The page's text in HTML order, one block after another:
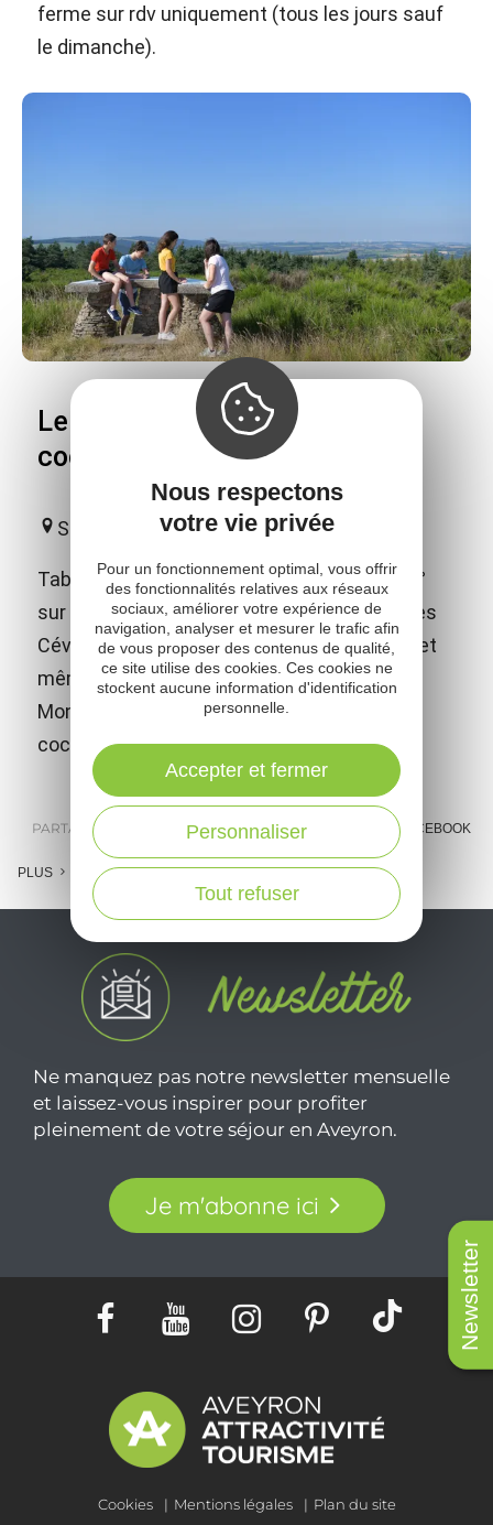
Newsletter
ferme sur rdv uniquement (tous les jours sauf
le dimanche).
Le Puech Monseigne et ses
coccinelles
Saint-Laurent-de-Lévézou
Table d'orientation avec très jolie vue à 360°
sur le viaduc de Millau, les gorges du Tarn, les
Cévennes, le Larzac, les monts d'Auvergne et
même les Pyrénées par temps clair. Le
Monseigne est aussi un refuge pour les
coccinelles !
PARTAGER : E-MAIL MESSENGER FACEBOOK
PLUS
Ne manquez pas notre newsletter mensuelle
et laissez-vous inspirer pour profiter
pleinement de votre séjour en Aveyron.
Je m'abonne ici
Cookies Mentions légales Plan du site
Nous respectons
votre vie privée
Pour un fonctionnement optimal, vous offrir
des fonctionnalités relatives aux réseaux
sociaux, améliorer votre expérience de
navigation, analyser et mesurer le trafic afin
de vous proposer des contenus de qualité,
ce site utilise des cookies. Ces cookies ne
stockent aucune information d'identification
personnelle.
Tout refuser
Personnaliser
Accepter et fermer